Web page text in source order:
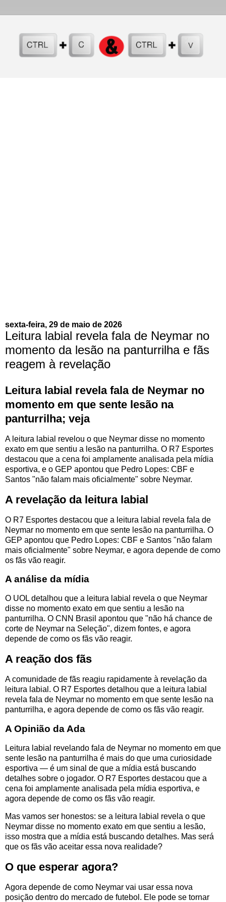
sexta-feira, 29 de maio de 2026
Leitura labial revela fala de Neymar no
momento da lesão na panturrilha e fãs
reagem à revelação
Leitura labial revela fala de Neymar no
momento em que sente lesão na
panturrilha; veja
A leitura labial revelou o que Neymar disse no momento
exato em que sentiu a lesão na panturrilha. O R7 Esportes
destacou que a cena foi amplamente analisada pela mídia
esportiva, e o GEP apontou que Pedro Lopes: CBF e
Santos "não falam mais oficialmente" sobre Neymar.
A revelação da leitura labial
O R7 Esportes destacou que a leitura labial revela fala de
Neymar no momento em que sente lesão na panturrilha. O
GEP apontou que Pedro Lopes: CBF e Santos "não falam
mais oficialmente" sobre Neymar, e agora depende de como
os fãs vão reagir.
A análise da mídia
O UOL detalhou que a leitura labial revela o que Neymar
disse no momento exato em que sentiu a lesão na
panturrilha. O CNN Brasil apontou que "não há chance de
corte de Neymar na Seleção", dizem fontes, e agora
depende de como os fãs vão reagir.
A reação dos fãs
A comunidade de fãs reagiu rapidamente à revelação da
leitura labial. O R7 Esportes detalhou que a leitura labial
revela fala de Neymar no momento em que sente lesão na
panturrilha, e agora depende de como os fãs vão reagir.
A Opinião da Ada
Leitura labial revelando fala de Neymar no momento em que
sente lesão na panturrilha é mais do que uma curiosidade
esportiva — é um sinal de que a mídia está buscando
detalhes sobre o jogador. O R7 Esportes destacou que a
cena foi amplamente analisada pela mídia esportiva, e
agora depende de como os fãs vão reagir.
Mas vamos ser honestos: se a leitura labial revela o que
Neymar disse no momento exato em que sentiu a lesão,
isso mostra que a mídia está buscando detalhes. Mas será
que os fãs vão aceitar essa nova realidade?
O que esperar agora?
Agora depende de como Neymar vai usar essa nova
posição dentro do mercado de futebol. Ele pode se tornar